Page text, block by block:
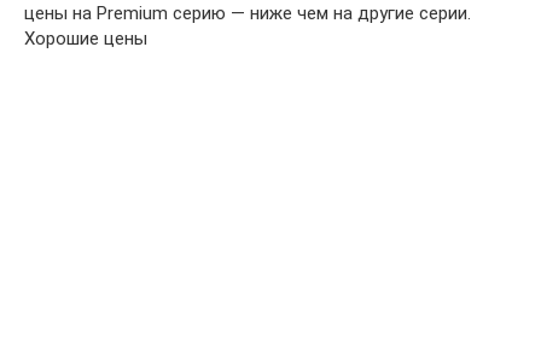
цены на Premium серию — ниже чем на другие серии.
Хорошие цены